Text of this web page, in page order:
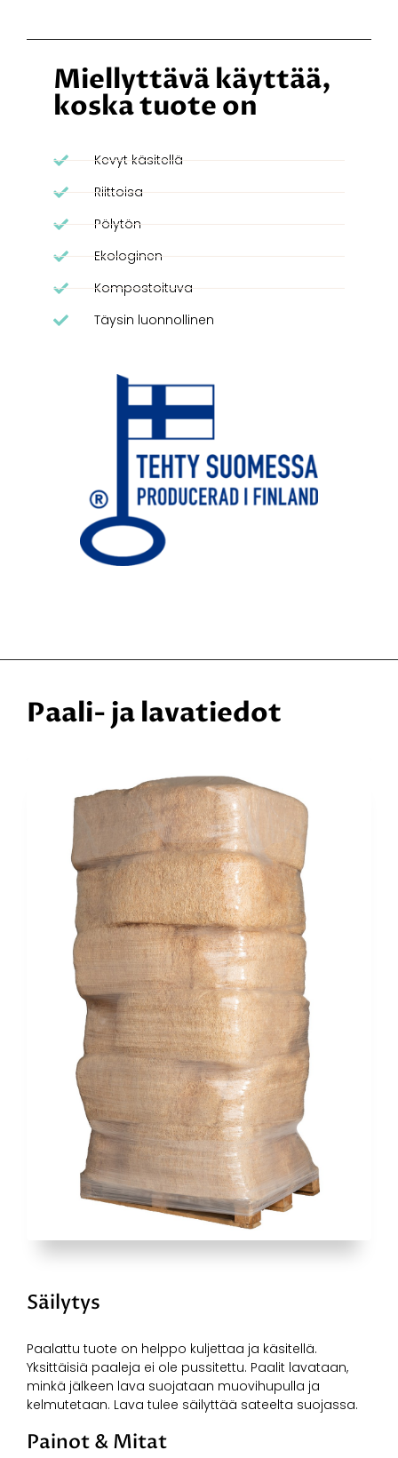
Miellyttävä käyttää,
koska tuote on
Kevyt käsitellä
Riittoisa
Pölytön
Ekologinen
Kompostoituva
Täysin luonnollinen
Paali- ja lavatiedot
Säilytys
Paalattu tuote on helppo kuljettaa ja käsitellä.
Yksittäisiä paaleja ei ole pussitettu. Paalit lavataan,
minkä jälkeen lava suojataan muovihupulla ja
kelmutetaan. Lava tulee säilyttää sateelta suojassa.
Painot & Mitat